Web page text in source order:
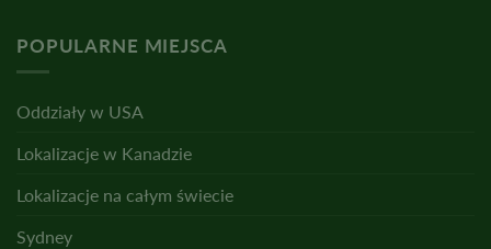
POPULARNE MIEJSCA
Oddziały w USA
Lokalizacje w Kanadzie
Lokalizacje na całym świecie
Sydney